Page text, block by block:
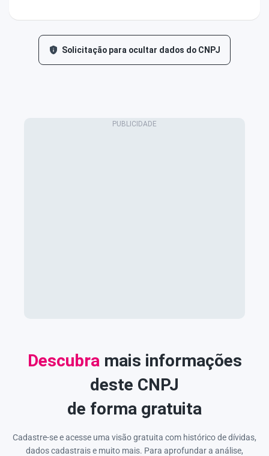
Solicitação para ocultar dados do CNPJ
Descubra mais informações
deste CNPJ
de forma gratuita
Cadastre-se e acesse uma visão gratuita com histórico de dívidas,
dados cadastrais e muito mais. Para aprofundar a análise,